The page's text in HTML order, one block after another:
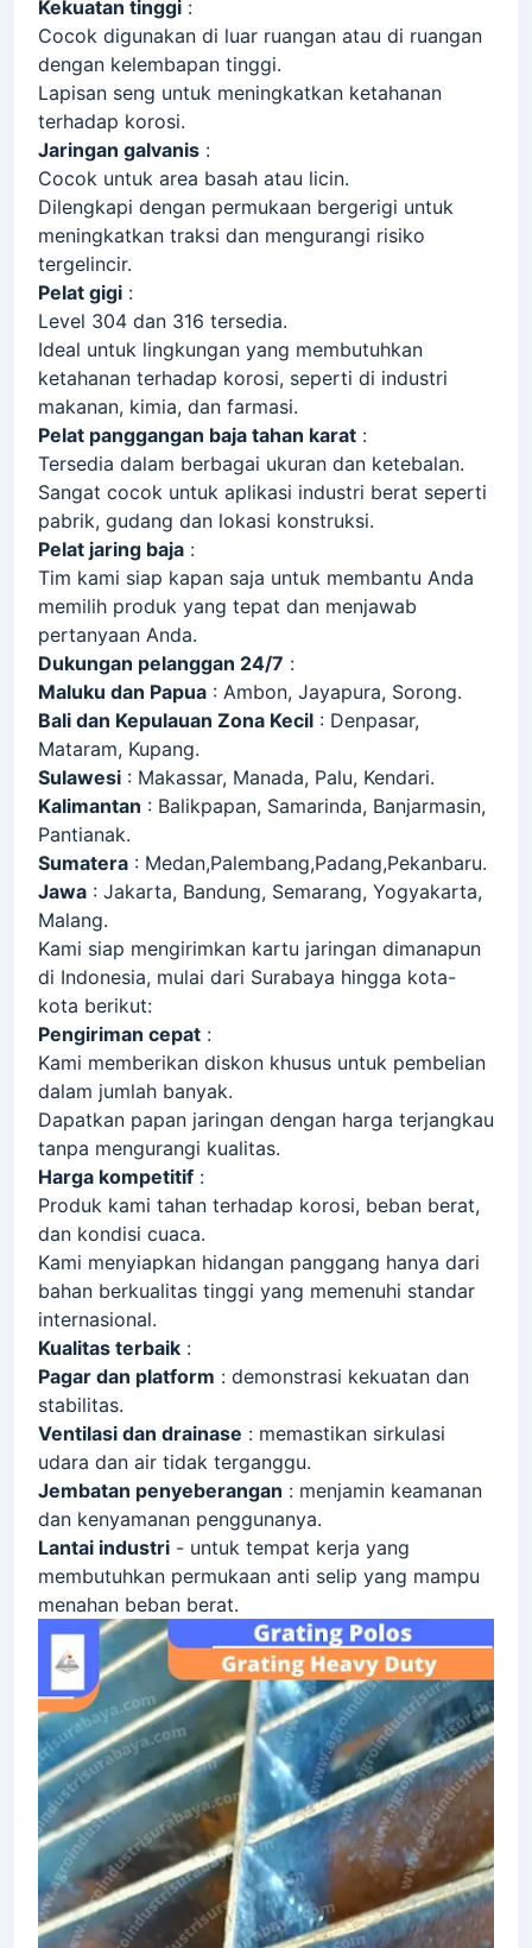
Kekuatan tinggi :
Cocok digunakan di luar ruangan atau di ruangan
dengan kelembapan tinggi.
Lapisan seng untuk meningkatkan ketahanan
terhadap korosi.
Jaringan galvanis :
Cocok untuk area basah atau licin.
Dilengkapi dengan permukaan bergerigi untuk
meningkatkan traksi dan mengurangi risiko
tergelincir.
Pelat gigi :
Level 304 dan 316 tersedia.
Ideal untuk lingkungan yang membutuhkan
ketahanan terhadap korosi, seperti di industri
makanan, kimia, dan farmasi.
Pelat panggangan baja tahan karat :
Tersedia dalam berbagai ukuran dan ketebalan.
Sangat cocok untuk aplikasi industri berat seperti
pabrik, gudang dan lokasi konstruksi.
Pelat jaring baja :
Tim kami siap kapan saja untuk membantu Anda
memilih produk yang tepat dan menjawab
pertanyaan Anda.
Dukungan pelanggan 24/7 :
Maluku dan Papua : Ambon, Jayapura, Sorong.
Bali dan Kepulauan Zona Kecil : Denpasar,
Mataram, Kupang.
Sulawesi : Makassar, Manada, Palu, Kendari.
Kalimantan : Balikpapan, Samarinda, Banjarmasin,
Pantianak.
Sumatera : Medan,Palembang,Padang,Pekanbaru.
Jawa : Jakarta, Bandung, Semarang, Yogyakarta,
Malang.
Kami siap mengirimkan kartu jaringan dimanapun
di Indonesia, mulai dari Surabaya hingga kota-
kota berikut:
Pengiriman cepat :
Kami memberikan diskon khusus untuk pembelian
dalam jumlah banyak.
Dapatkan papan jaringan dengan harga terjangkau
tanpa mengurangi kualitas.
Harga kompetitif :
Produk kami tahan terhadap korosi, beban berat,
dan kondisi cuaca.
Kami menyiapkan hidangan panggang hanya dari
bahan berkualitas tinggi yang memenuhi standar
internasional.
Kualitas terbaik :
Pagar dan platform : demonstrasi kekuatan dan
stabilitas.
Ventilasi dan drainase : memastikan sirkulasi
udara dan air tidak terganggu.
Jembatan penyeberangan : menjamin keamanan
dan kenyamanan penggunanya.
Lantai industri - untuk tempat kerja yang
membutuhkan permukaan anti selip yang mampu
menahan beban berat.